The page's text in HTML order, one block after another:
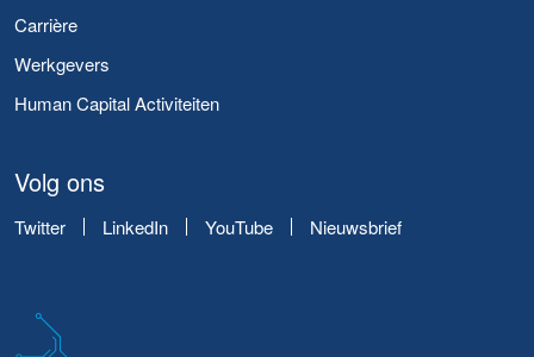
Carrière
Werkgevers
Human Capital Activiteiten
Volg ons
Twitter LinkedIn YouTube Nieuwsbrief